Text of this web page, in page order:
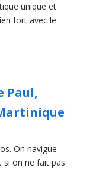
unique et
fort avec le
Paul,
On navigue
si on ne fait pas